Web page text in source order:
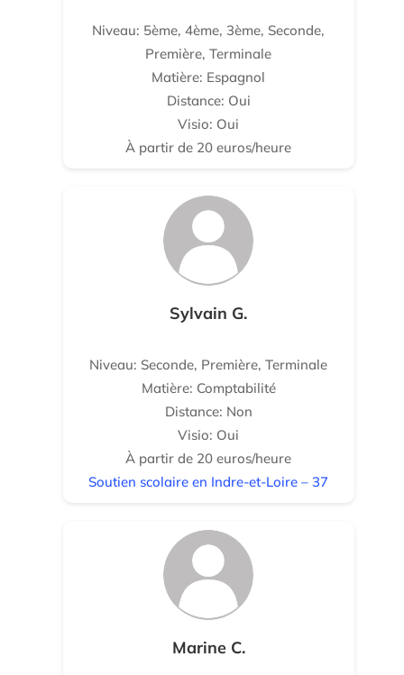
Niveau: 5ème, 4ème, 3ème, Seconde,
Première, Terminale
Matière: Espagnol
Distance: Oui
Visio: Oui
À partir de 20 euros/heure
Sylvain G.
Niveau: Seconde, Première, Terminale
Matière: Comptabilité
Distance: Non
Visio: Oui
À partir de 20 euros/heure
Soutien scolaire en Indre-et-Loire – 37
Marine C.